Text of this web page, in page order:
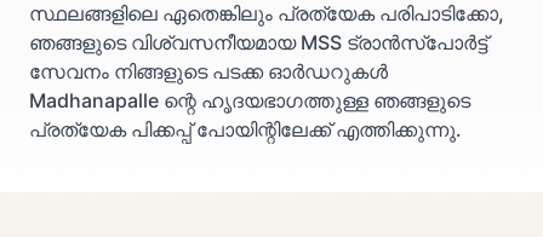
സ്ഥലങ്ങളിലെ ഏതെങ്കിലും പ്രത്യേക പരിപാടിക്കോ,
ഞങ്ങളുടെ വിശ്വസനീയമായ MSS ട്രാൻസ്പോർട്ട്
സേവനം നിങ്ങളുടെ പടക്ക ഓർഡറുകൾ
Madhanapalle ന്റെ ഹൃദയഭാഗത്തുള്ള ഞങ്ങളുടെ
പ്രത്യേക പിക്കപ്പ് പോയിന്റിലേക്ക് എത്തിക്കുന്നു.